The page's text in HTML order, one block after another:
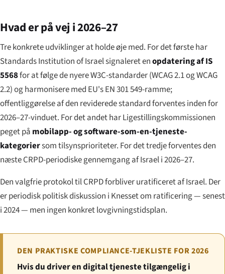
Hvad er på vej i 2026–27
Tre konkrete udviklinger at holde øje med. For det første har
Standards Institution of Israel signaleret enopdatering af IS
5568for at følge de nyere W3C-standarder (WCAG 2.1 og WCAG
2.2) og harmonisere med EU's EN 301 549-ramme;
offentliggørelse af den reviderede standard forventes inden for
2026–27-vinduet. For det andet har Ligestillingskommissionen
peget på mobilapp- og software-som-en-tjeneste-
kategoriersom tilsynsprioriteter. For det tredje forventes den
næste CRPD-periodiske gennemgang af Israel i 2026–27.
Den valgfrie protokol til CRPD forbliver uratificeret af Israel. Der
er periodisk politisk diskussion i Knesset om ratificering — senest
i 2024 — men ingen konkret lovgivningstidsplan.
DEN PRAKTISKE COMPLIANCE-TJEKLISTE FOR 2026
Hvis du driver en digital tjeneste tilgængelig i